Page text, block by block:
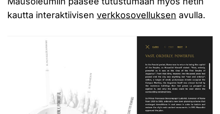
kautta interaktiivisen verkkosovelluksen avulla.